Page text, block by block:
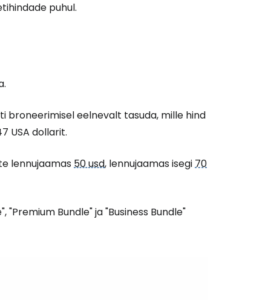
puhul.
broneerimisel eelnevalt tasuda, mille hind
USA dollarit.
lennujaamas50 usd, lennujaamas isegi70
"Premium Bundle" ja "Business Bundle"